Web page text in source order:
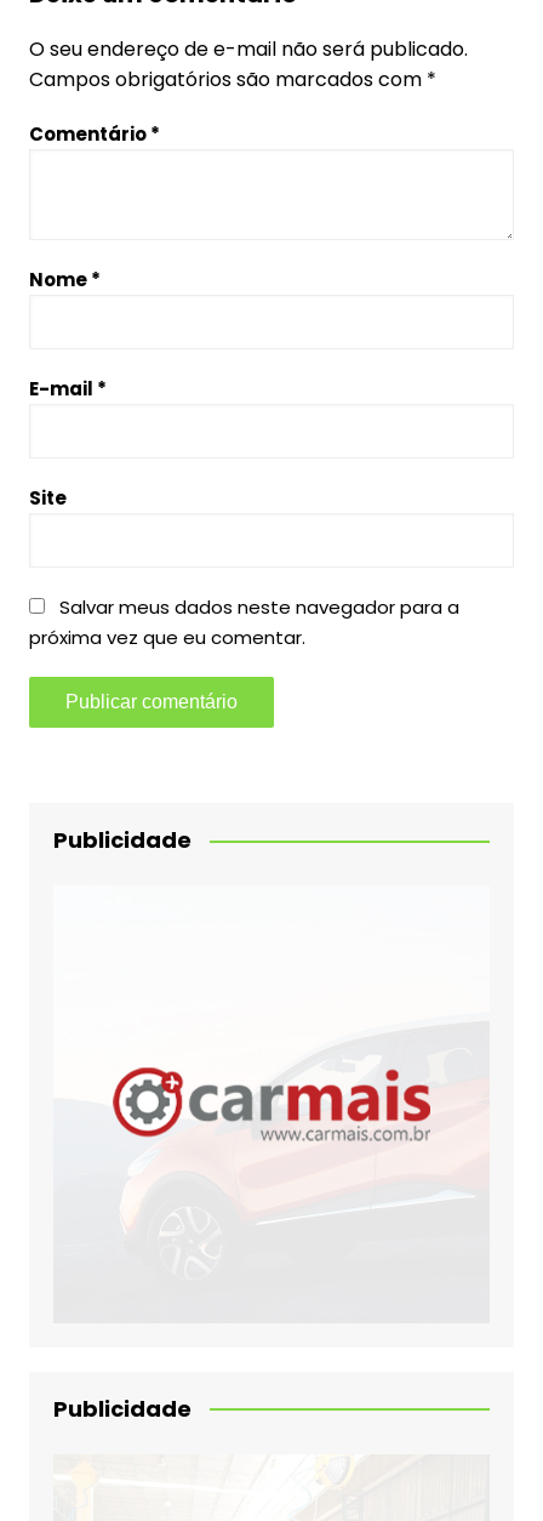
O seu endereço de e-mail não será publicado.
Campos obrigatórios são marcados com *
Comentário*
Nome*
E-mail *
Site
Salvar meus dados neste navegador para a
próxima vez que eu comentar.
Publicidade
Publicidade